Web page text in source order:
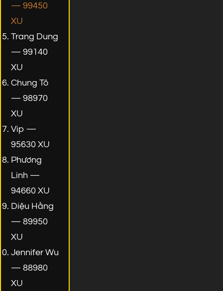
— 99450
XU
Trang Dung
— 99140
XU
Chung Tô
— 98970
XU
Vip —
95630 XU
Phương
Linh —
94660 XU
Diệu Hằng
— 89950
XU
Jennifer Wu
— 88980
XU